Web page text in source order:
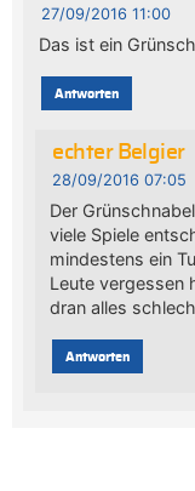
27/09/2016 11:00
Das ist ein
Antworten
echter Belgier
28/09/2016 07:05
Der
viele Spiele
mindestens ein
Leute vergessen
dran alles
Antworten